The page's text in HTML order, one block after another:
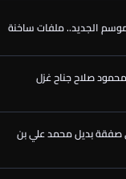
محمود صلاح جناح غزل
صفقة بديل محمد علي بن